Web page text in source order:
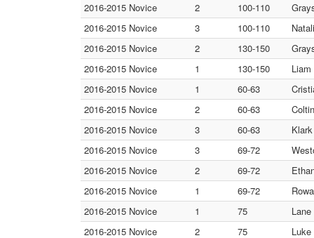
2016-2015 Novice
2 100-110
2016-2015 Novice
3 100-110
2016-2015 Novice
2 130-150
2016-2015 Novice
1 130-150
2016-2015 Novice
1 60-63
2016-2015 Novice
2 60-63
2016-2015 Novice
3 60-63
2016-2015 Novice
3 69-72
2016-2015 Novice
2 69-72
2016-2015 Novice
1 69-72
2016-2015 Novice
1 75
2016-2015 Novice
2 75